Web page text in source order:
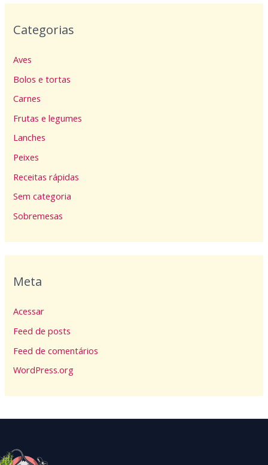
Categorias
Aves
Bolos e tortas
Carnes
Frutas e legumes
Lanches
Peixes
Receitas rápidas
Sem categoria
Sobremesas
Meta
Acessar
Feed de posts
Feed de comentários
WordPress.org